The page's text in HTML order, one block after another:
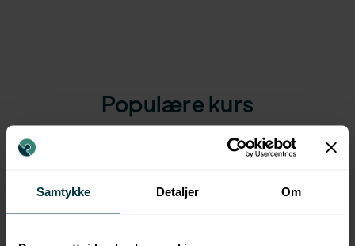
Samtykke Detaljer Om
Populære kurs